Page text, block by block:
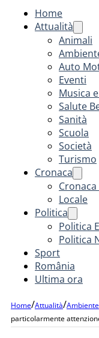
Home
Attualità
Animali
Auto
Eventi
Musica
Salute
Sanità
Scuola
Società
Turismo
Cronaca
Locale
Politica
Politica
Politica
Sport
România
Ultima ora
Home/Attualità/Ambiente
particolarmente